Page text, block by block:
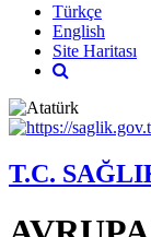
Türkçe
English
Site Haritası
T.C.